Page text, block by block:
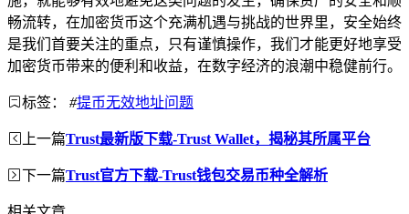
畅流转，在加密货币这个充满机遇与挑战的世界里，安全始终
是我们首要关注的重点，只有谨慎操作，我们才能更好地享受
加密货币带来的便利和收益，在数字经济的浪潮中稳健前行。
标签： #提币无效地址问题
上一篇Trust最新版下载-Trust Wallet，揭秘其所属平台
下一篇Trust官方下载-Trust钱包交易币种全解析